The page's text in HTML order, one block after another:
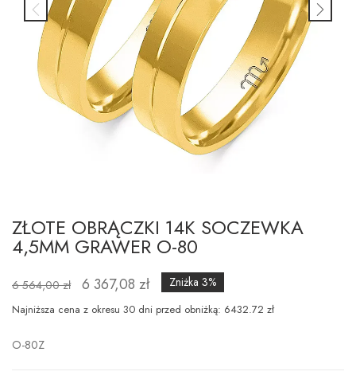
ZŁOTE OBRĄCZKI 14K SOCZEWKA
4,5MM GRAWER O-80
6 564,00 zł 6 367,08 zł Zniżka 3%
Najniższa cena z okresu 30 dni przed obniżką: 6432.72 zł
O-80Z